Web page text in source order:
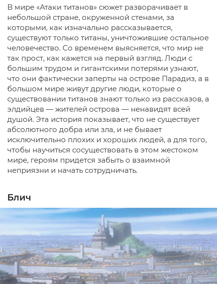
В мире «Атаки титанов» сюжет разворачивает в
небольшой стране, окруженной стенами, за
которыми, как изначально рассказывается,
существуют только титаны, уничтожившие остальное
человечество. Со временем выясняется, что мир не
так прост, как кажется на первый взгляд. Люди с
большим трудом и гигантскими потерями узнают,
что они фактически заперты на острове Парадиз, а в
большом мире живут другие люди, которые о
существовании титанов знают только из рассказов, а
элдийцев — жителей острова — ненавидят всей
душой. Эта история показывает, что не существует
абсолютного добра или зла, и не бывает
исключительно плохих и хороших людей, а для того,
чтобы научиться сосуществовать в этом жестоком
мире, героям придется забыть о взаимной
неприязни и начать сотрудничать.
Блич